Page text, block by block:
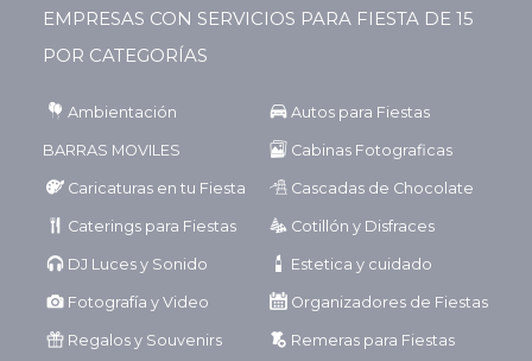
EMPRESAS CON SERVICIOS PARA FIESTA DE 15
POR CATEGORÍAS
Ambientación Autos para Fiestas
BARRAS MOVILES Cabinas Fotograficas
Caricaturas en tu Fiesta Cascadas de Chocolate
Caterings para Fiestas Cotillón y Disfraces
DJ Luces y Sonido Estetica y cuidado
Fotografía y Video Organizadores de Fiestas
Regalos y Souvenirs Remeras para Fiestas